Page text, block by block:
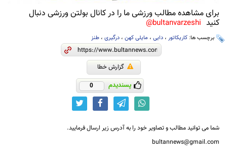
برای مشاهده مطالب ورزشی ما را در کانال بولتن ورزشی دنبال
کنید bultanvarzeshi@
برچسب ها: کاریکاتور ، دایی ، مایلی کهن ، درگیری ، طنز
گزارش خطا
پسندیدم 0
شما می توانید مطالب و تصاویر خود را به آدرس زیر ارسال فرمایید.
bultannews@gmail.com